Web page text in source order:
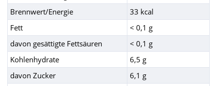
Brennwert/Energie
33 kcal
Fett
< 0,1 g
davon gesättigte Fettsäuren
< 0,1 g
Kohlenhydrate
6,5 g
davon Zucker
6,1 g